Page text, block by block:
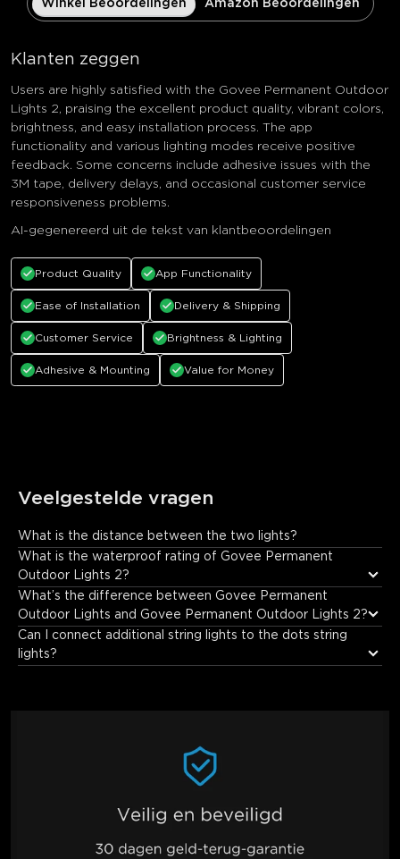
Winkel Beoordelingen Amazon Beoordelingen
Klanten zeggen
Users are highly satisfied with the Govee Permanent Outdoor
Lights 2, praising the excellent product quality, vibrant colors,
brightness, and easy installation process. The app
functionality and various lighting modes receive positive
feedback. Some concerns include adhesive issues with the
3M tape, delivery delays, and occasional customer service
responsiveness problems.
AI-gegenereerd uit de tekst van klantbeoordelingen
Product Quality App Functionality
Ease of Installation Delivery & Shipping
Customer Service Brightness & Lighting
Adhesive & Mounting Value for Money
Veelgestelde vragen
What is the distance between the two lights?
The distance between the two lights is 417mm.
What is the waterproof rating of Govee Permanent
Outdoor Lights 2?
What’s the difference between Govee Permanent
Outdoor Lights and Govee Permanent Outdoor Lights 2?
Can I connect additional string lights to the dots string
lights?